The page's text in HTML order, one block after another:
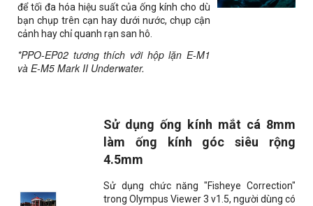
để tối đa hóa hiệu suất của ống kính cho dù
bạn chụp trên cạn hay dưới nước, chụp cận
cảnh hay chỉ quanh rạn san hô.
*PPO-EP02 tương thích với hộp lặn E-M1
và E-M5 Mark II Underwater.
Sử dụng ống kính mắt cá 8mm
làm ống kính góc siêu rộng
4.5mm
Sử dụng chức năng "Fisheye Correction"
trong Olympus Viewer 3 v1.5, người dùng có